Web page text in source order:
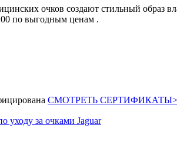
очков создают стильный образ
по выгодным ценам .
СМОТРЕТЬ
уходу за очками Jaguar